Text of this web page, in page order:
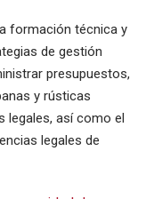
formación técnica y
de gestión
presupuestos,
y rústicas
legales, así como el
legales de